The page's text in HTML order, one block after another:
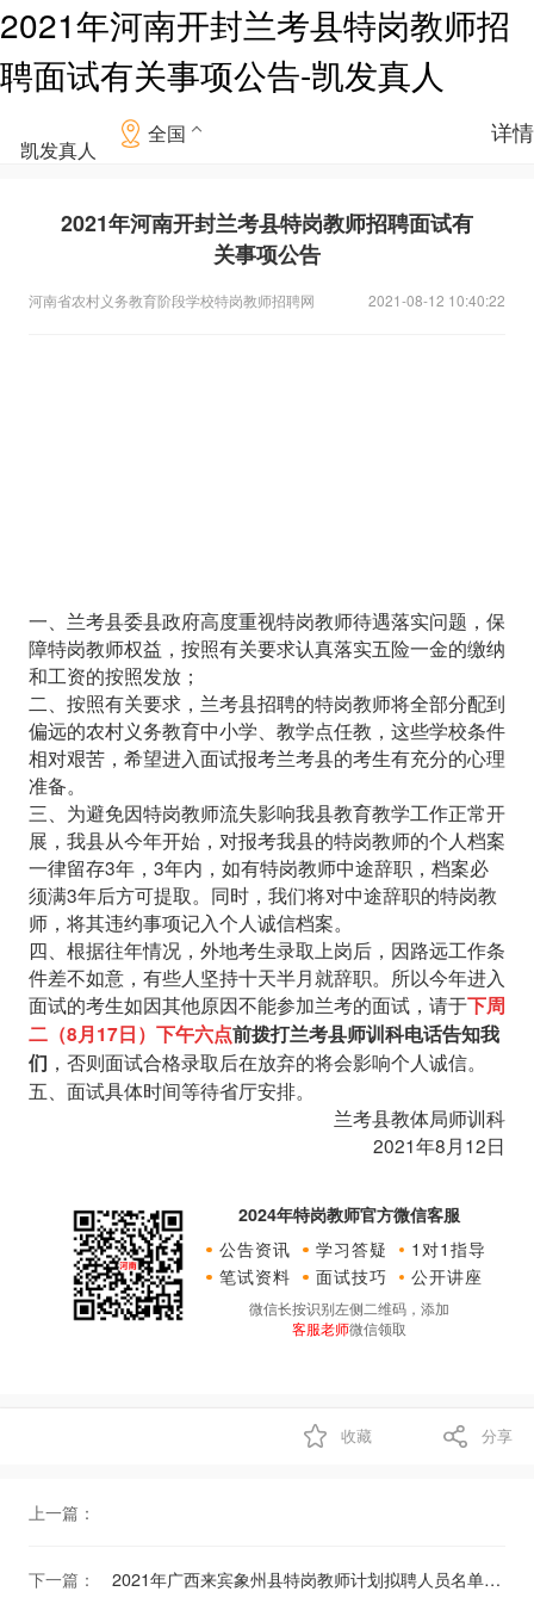
2021年河南开封兰考县特岗教师招
聘面试有关事项公告-凯发真人
凯发真人
全国 详情
2021年河南开封兰考县特岗教师招聘面试有
关事项公告
河南省农村义务教育阶段学校特岗教师招聘网 2021-08-12 10:40:22
一、兰考县委县政府高度重视特岗教师待遇落实问题，保
障特岗教师权益，按照有关要求认真落实五险一金的缴纳
和工资的按照发放；
二、按照有关要求，兰考县招聘的特岗教师将全部分配到
偏远的农村义务教育中小学、教学点任教，这些学校条件
相对艰苦，希望进入面试报考兰考县的考生有充分的心理
准备。
三、为避免因特岗教师流失影响我县教育教学工作正常开
展，我县从今年开始，对报考我县的特岗教师的个人档案
一律留存3年，3年内，如有特岗教师中途辞职，档案必
须满3年后方可提取。同时，我们将对中途辞职的特岗教
师，将其违约事项记入个人诚信档案。
四、根据往年情况，外地考生录取上岗后，因路远工作条
件差不如意，有些人坚持十天半月就辞职。所以今年进入
面试的考生如因其他原因不能参加兰考的面试，请于下周
二（8月17日）下午六点前拨打兰考县师训科电话告知我
们 ，否则面试合格录取后在放弃的将会影响个人诚信。
五、面试具体时间等待省厅安排。
兰考县教体局师训科
2021年8月12日
2024年特岗教师官方微信客服
公告资讯
学习答疑
1对1指导
笔试资料
面试技巧 公开讲座
微信长按识别左侧二维码，添加
客服老师微信领取
收藏 分享
上一篇：
下一篇： 2021年广西来宾象州县特岗教师计划拟聘人员名单公示